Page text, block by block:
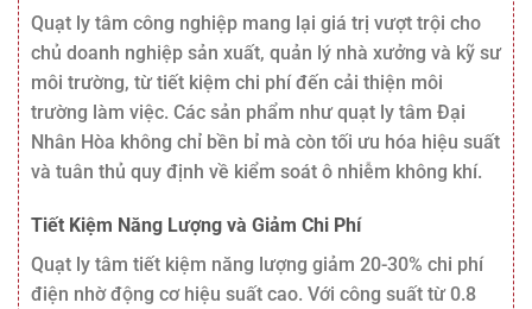
Quạt ly tâm công nghiệp mang lại giá trị vượt trội cho
chủ doanh nghiệp sản xuất, quản lý nhà xưởng và kỹ sư
môi trường, từ tiết kiệm chi phí đến cải thiện môi
trường làm việc. Các sản phẩm như quạt ly tâm Đại
Nhân Hòa không chỉ bền bỉ mà còn tối ưu hóa hiệu suất
và tuân thủ quy định về kiểm soát ô nhiễm không khí.
Tiết Kiệm Năng Lượng và Giảm Chi Phí
Quạt ly tâm tiết kiệm năng lượng giảm 20-30% chi phí
điện nhờ động cơ hiệu suất cao. Với công suất từ 0.8